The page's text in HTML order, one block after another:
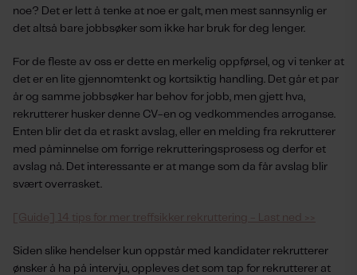
noe? Det er lett å tenke at noe er galt, men mest sannsynlig er
det altså bare jobbsøker som ikke har bruk for deg lenger.
For de fleste av oss er dette en merkelig oppførsel, og vi tenker at
det er en lite gjennomtenkt og kortsiktig handling. Det går et par
år og samme jobbsøker har behov for jobb, men gjett hva,
rekrutterer husker denne CV-en og vedkommendes arroganse.
Enten blir det da et raskt avslag, eller en melding fra rekrutterer
med påminnelse om forrige rekrutteringsprosess og derfor et
avslag nå. Det interessante er at mange som da får avslag blir
svært overrasket.
[Guide] 14 tips for mer treffsikker rekruttering - Last ned >>
Siden slike hendelser kun oppstår med kandidater rekrutterer
ønsker å ha på intervju, oppleves det som tap for rekrutterer at